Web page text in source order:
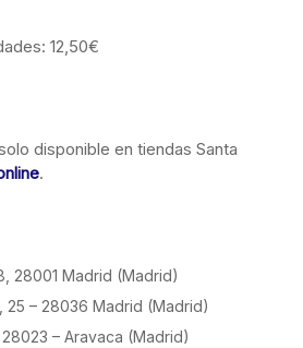
12,50€
disponible en tiendas Santa
.
28001 Madrid (Madrid)
25 – 28036 Madrid (Madrid)
– Aravaca (Madrid)